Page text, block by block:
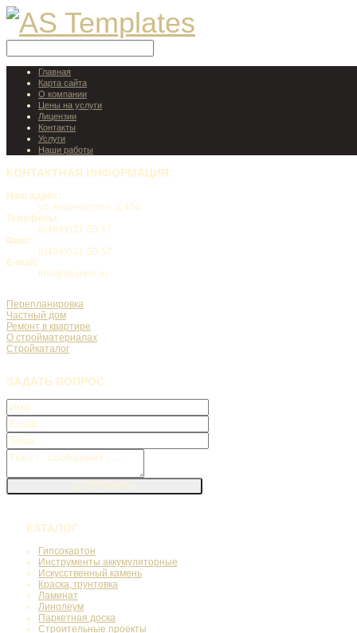
Главная
Карта сайта
О компании
Цены на услуги
Лицензии
Контакты
Услуги
Наши работы
КОНТАКТНАЯ ИНФОРМАЦИЯ:
Наш адрес:
ул. Коренастого, д.454
Телефоны:
8(499)031-50-57
Факс:
8(499)031-50-57
E-mail:
info@desrem.ru
Перепланировка
Частный дом
Ремонт в квартире
О стройматериалах
Стройкаталог
ЗАДАТЬ ВОПРОС
КАТАЛОГ
Гипсокартон
Инструменты аккумуляторные
Искусственный камень
Краска, грунтовка
Ламинат
Линолеум
Паркетная доска
Строительные проекты